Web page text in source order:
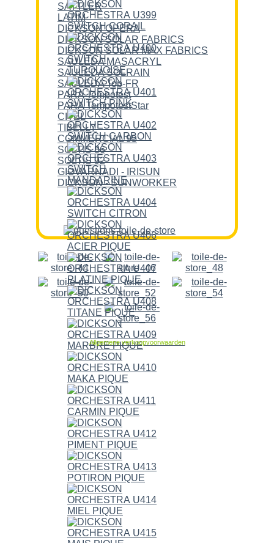
SATTLER
LATIM
DICKSON OPERA
DICKSON SOLAR FABRICS
DICKSON SOLAR MAX FABRICS
SAULEDA MASACRYL
SAULEDA SOLRAIN
SAULEDA Top-FR
PARA Tempotest
PARA TempotestStar
CITEL
TIBELLY
COMMERCIAL 95
SOLTIS 86
SOLTIS 92
GIOVARNADI - IRISUN
DICKSON - SUNWORKER
Allgemene verkoopvoorwaarden